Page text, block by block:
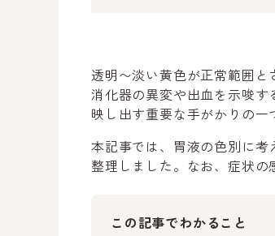
透明〜淡い黄色が正常範囲と
消化器の異変や出血を示唆
映し出す重要な手がかりの一
本記事では、胃液の色別に
整理しました。なお、症状の
この記事でわかること